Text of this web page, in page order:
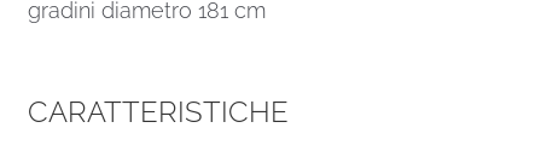
gradini diametro 181 cm
CARATTERISTICHE